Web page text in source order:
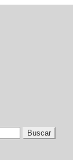
Buscar